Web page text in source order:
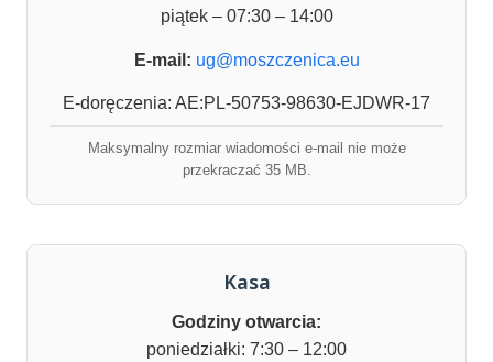
piątek – 07:30 – 14:00
E-mail: ug@moszczenica.eu
E-doręczenia: AE:PL-50753-98630-EJDWR-17
Maksymalny rozmiar wiadomości e-mail nie może
przekraczać 35 MB.
Kasa
Godziny otwarcia:
poniedziałki: 7:30 – 12:00